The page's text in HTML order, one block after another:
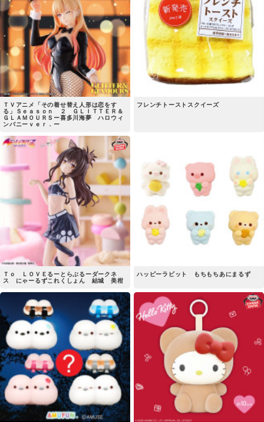
ＴＶアニメ「その着せ替え人形は恋をす
る」Ｓｅａｓｏｎ ２ ＧＬＩＴＴＥＲ＆
ＧＬＡＭＯＵＲＳー喜多川海夢 ハロウィ
ンバニーｖｅｒ．ー
フレンチトーストスクイーズ
Ｔｏ ＬＯＶＥるーとらぶるーダークネ
ス にゃーるずこれくしょん 結城 美柑
ハッピーラビット もちもちあにまるず